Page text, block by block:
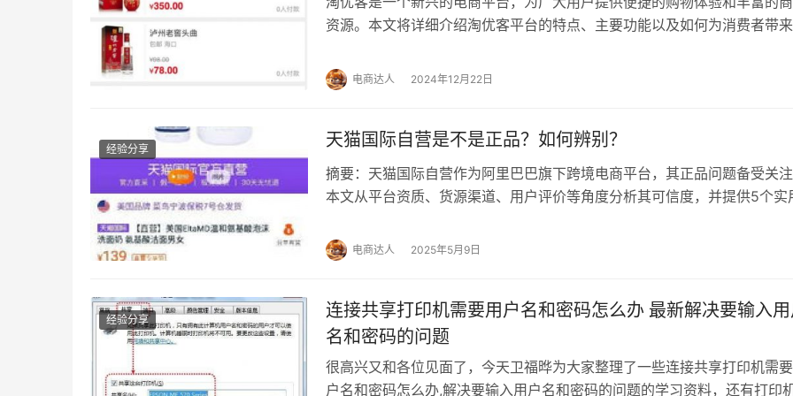
资源。本文将详细介绍淘优客平台的特点、主要功能以及如何为消费者带来
新兴的电商平台，致力于打造一个集购物、分享、互动于一体的全新购物环
境。平台汇集了众多优质商家和商品，为用户提供丰富多样的购物选择。 二
电商达人 2024年12月22日
经验分享 天猫国际自营是不是正品？如何辨别？
摘要：天猫国际自营作为阿里巴巴旗下跨境电商平台，其正品问题备受关注
本文从平台资质、货源渠道、用户评价等角度分析其可信度，并提供5个实
者保持理性，最后附上 指南。3000字干货帮你避开海淘深坑！ 一、天猫国
自营到底靠不靠谱？先看这3个硬指标 每次打开天猫国际，看到那些比专柜
电商达人 2025年5月9日
经验分享
连接共享打印机需要用户名和密码怎么办 最新解决要输入用
名和密码的问题
很高兴又和各位见面了，今天卫福晔为大家整理了一些连接共享打印机需
户名和密码怎么办,解决要输入用户名和密码的问题的学习资料，还有打印